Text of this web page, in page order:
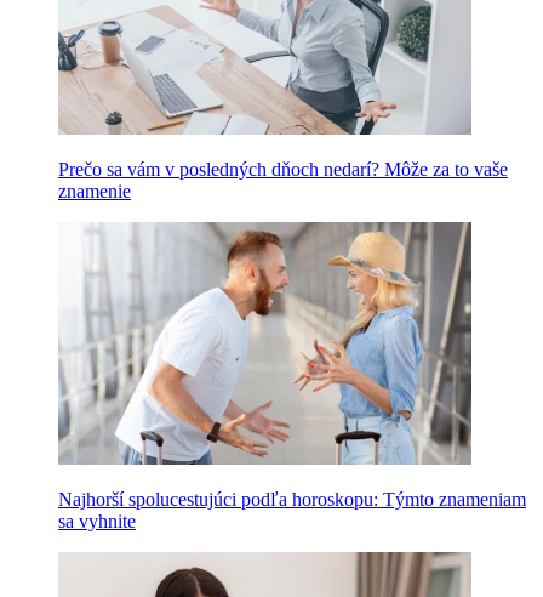
Prečo sa vám v posledných dňoch nedarí? Môže za to vaše
znamenie
Najhorší spolucestujúci podľa horoskopu: Týmto znameniam
sa vyhnite